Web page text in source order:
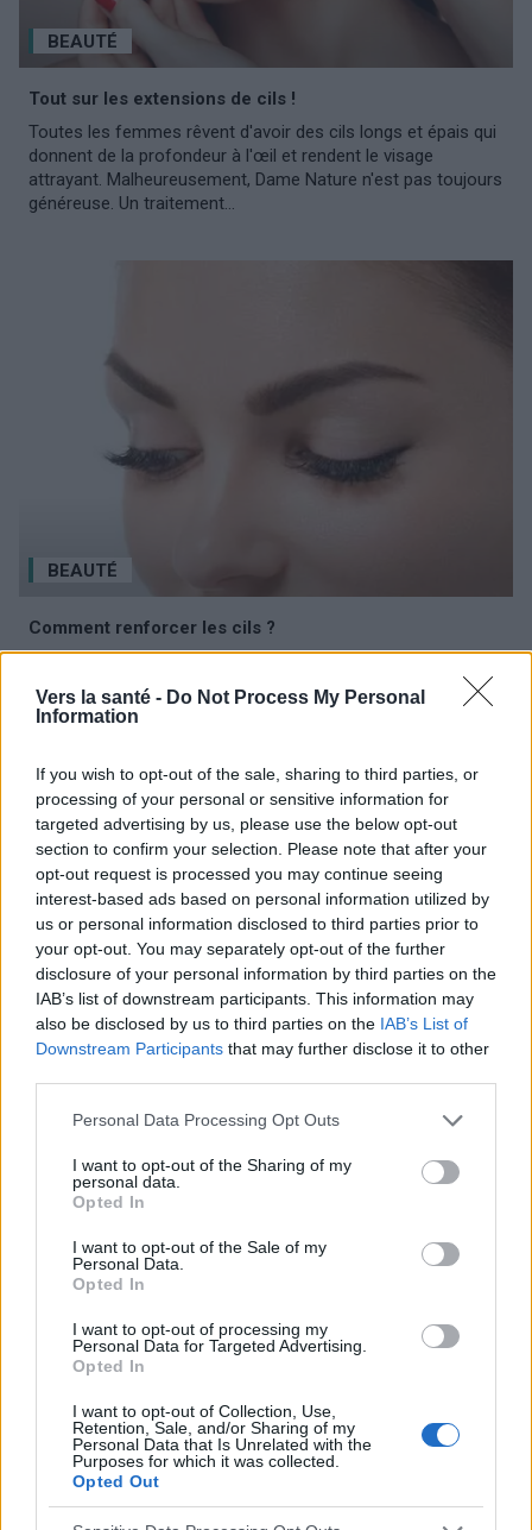
Vers la santé - Do Not Process My Personal
Information
If you wish to opt-out of the sale, sharing to third parties, or
processing of your personal or sensitive information for
targeted advertising by us, please use the below opt-out
section to confirm your selection. Please note that after your
opt-out request is processed you may continue seeing
interest-based ads based on personal information utilized by
us or personal information disclosed to third parties prior to
your opt-out. You may separately opt-out of the further
disclosure of your personal information by third parties on the
IAB’s list of downstream participants. This information may
also be disclosed by us to third parties on the IAB’s List of
Downstream Participants that may further disclose it to other
Please note that this website/app uses one or more Google
not limited to your visit or usage behaviour. You may click to
grant or deny consent to Google and its third-party tags to
use your data for below specified purposes in below Google
consent section.
Personal Data Processing Opt Outs
I want to opt-out of the Sharing of my
personal data.
Opted In
I want to opt-out of the Sale of my
Personal Data.
Opted In
I want to opt-out of processing my
Personal Data for Targeted Advertising.
Opted In
I want to opt-out of Collection, Use,
Retention, Sale, and/or Sharing of my
Personal Data that Is Unrelated with the
Purposes for which it was collected.
Opted Out
BEAUTÉ
Tout sur les extensions de cils !
Toutes les femmes rêvent d'avoir des cils longs et épais qui
donnent de la profondeur à l'œil et rendent le visage
attrayant. Malheureusement, Dame Nature n'est pas toujours
généreuse. Un traitement...
BEAUTÉ
Comment renforcer les cils ?
Lescils longs et épais sont le rêve de toute femme : ils
ajoutent à la beauté, garantissent un regard pénétrant et
mettent les yeux en valeur. Malheureusement, pour séduire
Traitements pharmacologiques de l'acné
L'acné n'est pas l'apanage des adolescents, elle est aussi
souvent le fléau des adultes qui en souffrent.
Malheureusement, il arrive que l'utilisation de produits
cosmétiques destinés aux peaux...